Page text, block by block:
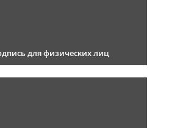
для физических лиц